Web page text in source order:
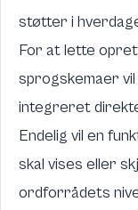
støtter i
For at lette
sprogskemaer vil
integreret
Endelig vil en
skal vises eller
ordforrådets